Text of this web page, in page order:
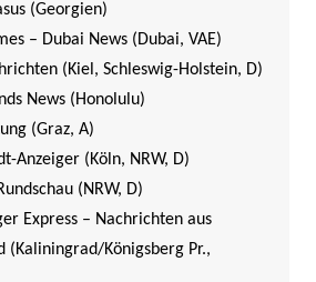
(Georgien)
– Dubai News (Dubai, VAE)
(Kiel, Schleswig-Holstein, D)
News (Honolulu)
(Graz, A)
Anzeiger (Köln, NRW, D)
(NRW, D)
Express – Nachrichten aus
(Kaliningrad/Königsberg Pr.,